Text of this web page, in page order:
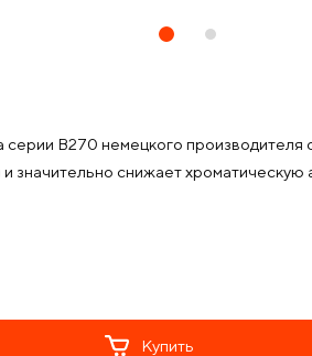
B270 немецкого
значительно снижает
Купить